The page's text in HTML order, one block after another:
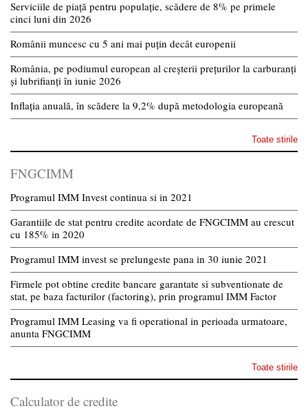
Serviciile de piață pentru populație, scădere de 8% pe primele
cinci luni din 2026
Românii muncesc cu 5 ani mai puțin decât europenii
România, pe podiumul european al creșterii prețurilor la carburanți
și lubrifianți în iunie 2026
Inflația anuală, în scădere la 9,2% după metodologia europeană
Toate stirile
FNGCIMM
Programul IMM Invest continua si in 2021
Garantiile de stat pentru credite acordate de FNGCIMM au crescut
cu 185% in 2020
Programul IMM invest se prelungeste pana in 30 iunie 2021
Firmele pot obtine credite bancare garantate si subventionate de
stat, pe baza facturilor (factoring), prin programul IMM Factor
Programul IMM Leasing va fi operational in perioada urmatoare,
anunta FNGCIMM
Toate stirile
Calculator de credite